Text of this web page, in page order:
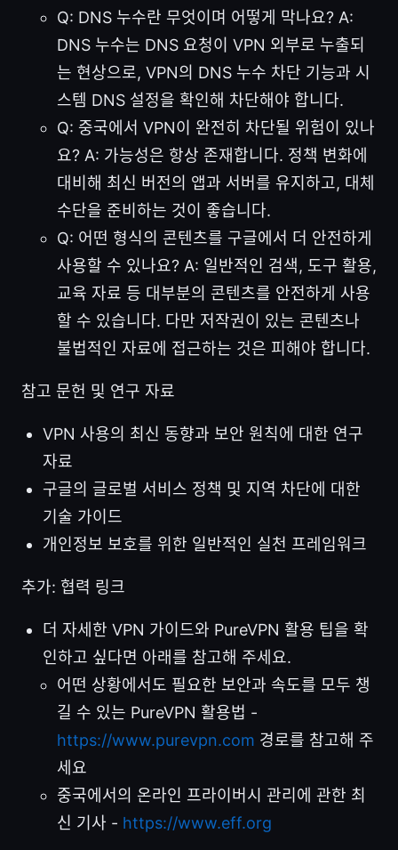
Q: DNS 누수란 무엇이며 어떻게 막나요? A:
DNS 누수는 DNS 요청이 VPN 외부로 누출되
는 현상으로, VPN의 DNS 누수 차단 기능과 시
스템 DNS 설정을 확인해 차단해야 합니다.
Q: 중국에서 VPN이 완전히 차단될 위험이 있나
요? A: 가능성은 항상 존재합니다. 정책 변화에
대비해 최신 버전의 앱과 서버를 유지하고, 대체
수단을 준비하는 것이 좋습니다.
Q: 어떤 형식의 콘텐츠를 구글에서 더 안전하게
사용할 수 있나요? A: 일반적인 검색, 도구 활용,
교육 자료 등 대부분의 콘텐츠를 안전하게 사용
할 수 있습니다. 다만 저작권이 있는 콘텐츠나
불법적인 자료에 접근하는 것은 피해야 합니다.
참고 문헌 및 연구 자료
VPN 사용의 최신 동향과 보안 원칙에 대한 연구
자료
구글의 글로벌 서비스 정책 및 지역 차단에 대한
기술 가이드
개인정보 보호를 위한 일반적인 실천 프레임워크
추가: 협력 링크
더 자세한 VPN 가이드와 PureVPN 활용 팁을 확
인하고 싶다면 아래를 참고해 주세요.
어떤 상황에서도 필요한 보안과 속도를 모두 챙
길 수 있는 PureVPN 활용법 -
https://www.purevpn.com 경로를 참고해 주
세요
중국에서의 온라인 프라이버시 관리에 관한 최
신 기사 - https://www.eff.org